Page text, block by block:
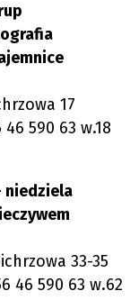
17
590 63 w.18
niedziela
33-35
46 590 63 w.62